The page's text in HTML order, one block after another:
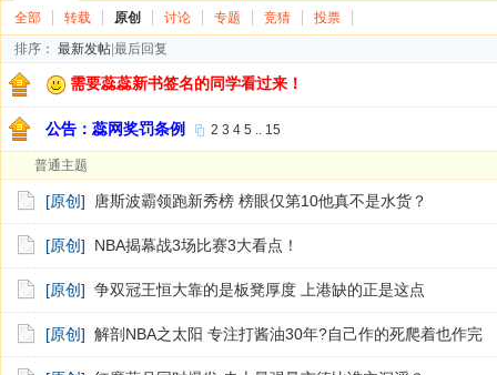
全部 转载 原创 讨论 专题 竞猜
投票
排序： 最新发帖 最后回复
需要蕊蕊新书签名的同学看过来！
公告：蕊网奖罚条例 2 3 4 5 .. 15
普通主题
[原创] 唐斯波霸领跑新秀榜 榜眼仅第10他真不是水货？
[原创] NBA揭幕战3场比赛3大看点！
[原创] 争双冠王恒大靠的是板凳厚度 上港缺的正是这点
[原创] 解剖NBA之太阳 专注打酱油30年?自己作的死爬着也作完